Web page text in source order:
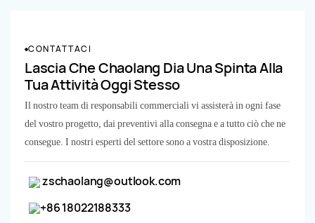
CONTATTACI
Lascia Che Chaolang Dia Una Spinta Alla
Tua Attività Oggi Stesso
Il nostro team di responsabili commerciali vi assisterà in ogni fase
del vostro progetto, dai preventivi alla consegna e a tutto ciò che ne
consegue. I nostri esperti del settore sono a vostra disposizione.
zschaolang@outlook.com
+86 18022188333